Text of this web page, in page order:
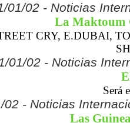
01/02 - Noticias
La Maktoum
CRY, E.DUBAI,
01/02 - Noticias
Será
02 - Noticias
Las